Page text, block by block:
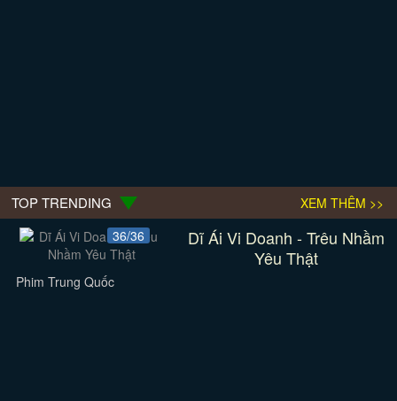
TOP TRENDING
XEM THÊM >>
36/36
Dĩ Ái Vi Doanh - Trêu Nhầm
Yêu Thật
Phim Trung Quốc